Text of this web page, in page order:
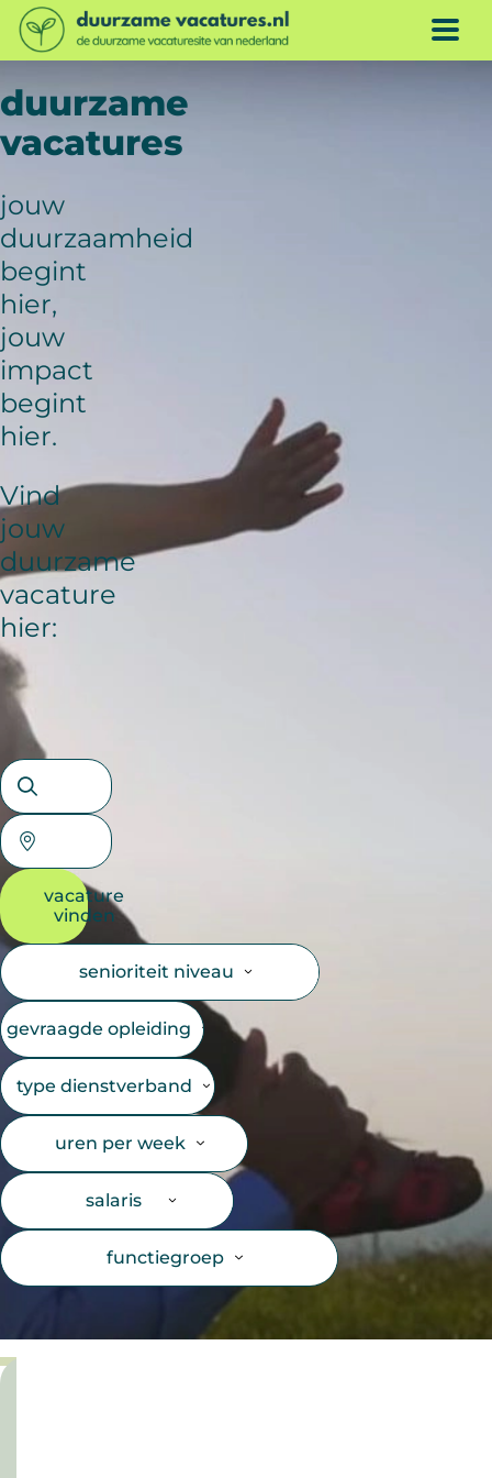
Doorgaan naar inhoud
duurzame
vacatures
jouw
duurzaamheid
begint
hier,
jouw
impact
begint
hier.
Vind
jouw
duurzame
vacature
hier:
vacature
vinden
senioriteit niveau
gevraagde opleiding
type dienstverband
uren per week
salaris
functiegroep